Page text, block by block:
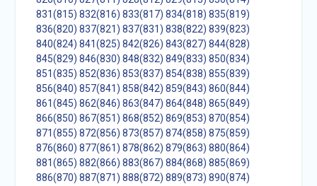
831(815) 832(816) 833(817) 834(818) 835(819)
836(820) 837(821) 837(831) 838(822) 839(823)
840(824) 841(825) 842(826) 843(827) 844(828)
845(829) 846(830) 848(832) 849(833) 850(834)
851(835) 852(836) 853(837) 854(838) 855(839)
856(840) 857(841) 858(842) 859(843) 860(844)
861(845) 862(846) 863(847) 864(848) 865(849)
866(850) 867(851) 868(852) 869(853) 870(854)
871(855) 872(856) 873(857) 874(858) 875(859)
876(860) 877(861) 878(862) 879(863) 880(864)
881(865) 882(866) 883(867) 884(868) 885(869)
886(870) 887(871) 888(872) 889(873) 890(874)